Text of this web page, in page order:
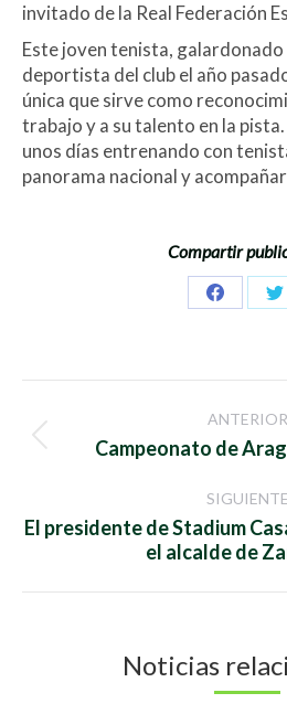
invitado de la Real Federación
Este joven tenista,
deportista del club el año
única que sirve como
trabajo y a su talento en la
unos días entrenando con
panorama nacional y
Compartir
Share
Navegación
entre
publicaciones
ANTERIOR
Campeonato de
SIGUIENTE
El presidente de Stadium
el alcalde de
Noticias